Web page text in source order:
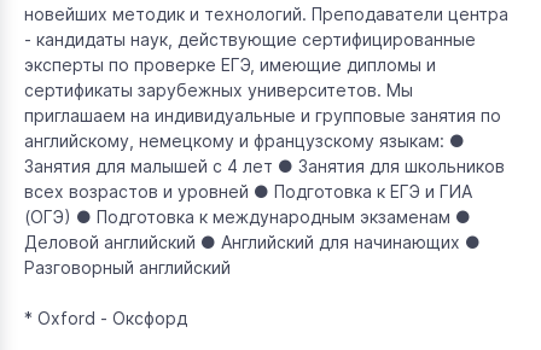
новейших методик и технологий. Преподаватели центра
- кандидаты наук, действующие сертифицированные
эксперты по проверке ЕГЭ, имеющие дипломы и
сертификаты зарубежных университетов. Мы
приглашаем на индивидуальные и групповые занятия по
английскому, немецкому и французскому языкам: ●
Занятия для малышей с 4 лет ● Занятия для школьников
всех возрастов и уровней ● Подготовка к ЕГЭ и ГИА
(ОГЭ) ● Подготовка к международным экзаменам ●
Деловой английский ● Английский для начинающих ●
Разговорный английский
* Оxford - Оксфорд